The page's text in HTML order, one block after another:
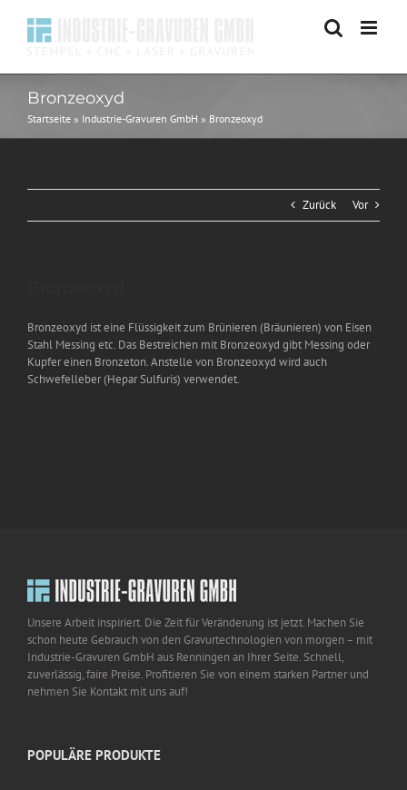
Inhalt
springen
Bronzeoxyd
Startseite » Industrie-Gravuren GmbH » Bronzeoxyd
Zurück Vor
Bronzeoxyd ist eine Flüssigkeit zum Brünieren (Bräunieren) von Eisen
Stahl Messing etc. Das Bestreichen mit Bronzeoxyd gibt Messing oder
Kupfer einen Bronzeton. Anstelle von Bronzeoxyd wird auch
Schwefelleber (Hepar Sulfuris) verwendet.
Unsere Arbeit inspiriert. Die Zeit für Veränderung ist jetzt. Machen Sie
schon heute Gebrauch von den Gravurtechnologien von morgen – mit
Industrie-Gravuren GmbH aus Renningen an Ihrer Seite. Schnell,
zuverlässig, faire Preise. Profitieren Sie von einem starken Partner und
nehmen Sie Kontakt mit uns auf!
POPULÄRE PRODUKTE